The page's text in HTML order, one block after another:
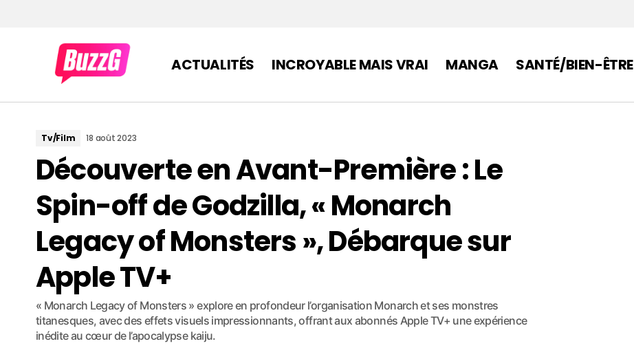
ACTUALITÉS INCROYABLE MAIS VRAI MANGA SANTÉ/BIEN-ÊTRE
Tv/Film 18 août 2023
Découverte en Avant-Première : Le
Spin-off de Godzilla, « Monarch
Legacy of Monsters », Débarque sur
Apple TV+
« Monarch Legacy of Monsters » explore en profondeur l’organisation Monarch et ses monstres
titanesques, avec des effets visuels impressionnants, offrant aux abonnés Apple TV+ une expérience
inédite au cœur de l’apocalypse kaiju.